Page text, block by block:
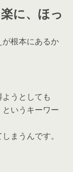
に、ほっ
根本にあるか
うとしても
というキーワー
まうんです。